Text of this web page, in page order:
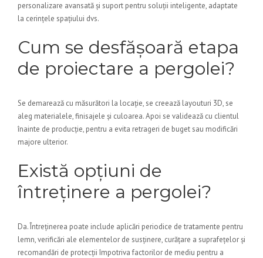
personalizare avansată și suport pentru soluții inteligente, adaptate
la cerințele spațiului dvs.
Cum se desfășoară etapa
de proiectare a pergolei?
Se demarează cu măsurători la locație, se creează layouturi 3D, se
aleg materialele, finisajele și culoarea. Apoi se validează cu clientul
înainte de producție, pentru a evita retrageri de buget sau modificări
majore ulterior.
Există opțiuni de
întreținere a pergolei?
Da. Întreținerea poate include aplicări periodice de tratamente pentru
lemn, verificări ale elementelor de susținere, curățare a suprafețelor și
recomandări de protecții împotriva factorilor de mediu pentru a